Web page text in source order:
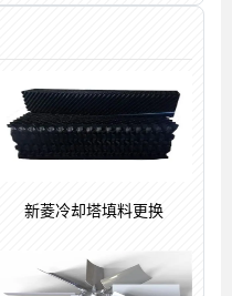
新菱冷却塔填料更换